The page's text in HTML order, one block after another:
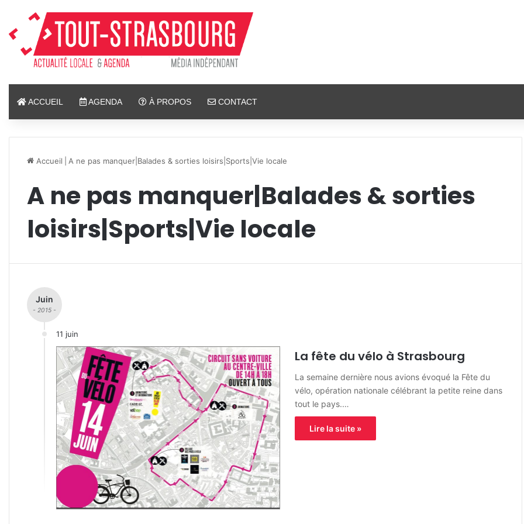
ACCUEIL AGENDA À PROPOS CONTACT
Accueil A ne pas manquer|Balades & sorties loisirs|Sports|Vie locale
A ne pas manquer|Balades & sorties
loisirs|Sports|Vie locale
Juin
- 2015 -
11 juin
La fête du vélo à Strasbourg
La semaine dernière nous avions évoqué la Fête du
vélo, opération nationale célébrant la petite reine dans
tout le pays.…
Lire la suite »